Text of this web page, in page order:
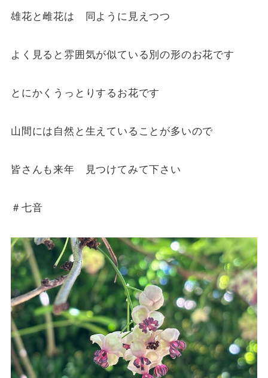
雄花と雌花は 同ように見えつつ
よく見ると雰囲気が似ている別の形のお花です
とにかくうっとりするお花です
山間には自然と生えていることが多いので
皆さんも来年 見つけてみて下さい
＃七音